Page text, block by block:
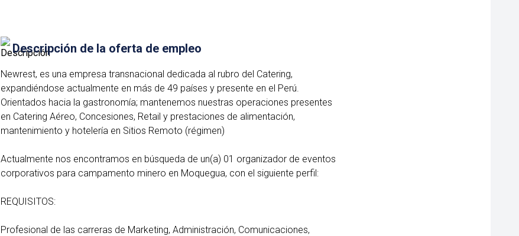
Descripción de la oferta de empleo
Newrest, es una empresa transnacional dedicada al rubro del Catering,
expandiéndose actualmente en más de 49 países y presente en el Perú.
Orientados hacia la gastronomía; mantenemos nuestras operaciones presentes
en Catering Aéreo, Concesiones, Retail y prestaciones de alimentación,
mantenimiento y hotelería en Sitios Remoto (régimen)
Actualmente nos encontramos en búsqueda de un(a) 01 organizador de eventos
corporativos para campamento minero en Moquegua, con el siguiente perfil:
REQUISITOS:
Profesional de las carreras de Marketing, Administración, Comunicaciones,